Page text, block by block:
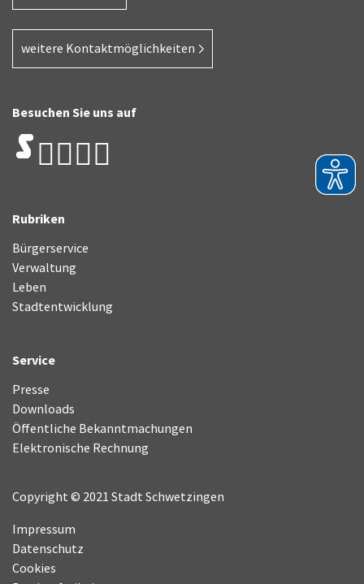
weitere Kontaktmöglichkeiten
Besuchen Sie uns auf
Rubriken
Bürgerservice
Verwaltung
Leben
Stadtentwicklung
Service
Presse
Downloads
Öffentliche Bekanntmachungen
Elektronische Rechnung
Copyright © 2021 Stadt Schwetzingen
Impressum
Datenschutz
Cookies